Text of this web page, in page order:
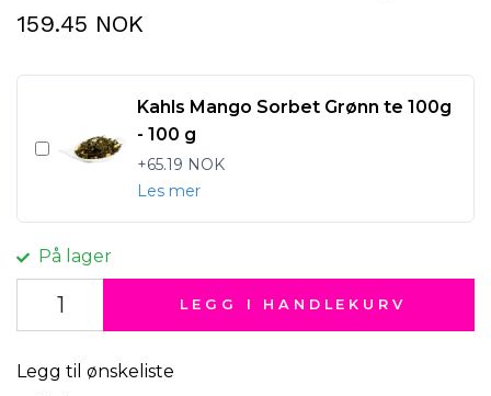
159.45 NOK
Kahls Mango Sorbet Grønn te 100g
- 100 g
+65.19 NOK
Les mer
På lager
LEGG I HANDLEKURV
Legg til ønskeliste